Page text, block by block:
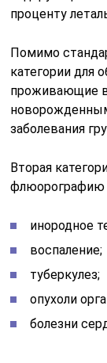
проценту
Помимо
категории для
проживающие
заболевания
Вторая
флюорографию
инородное
воспаление;
туберкулез;
опухоли
болезни